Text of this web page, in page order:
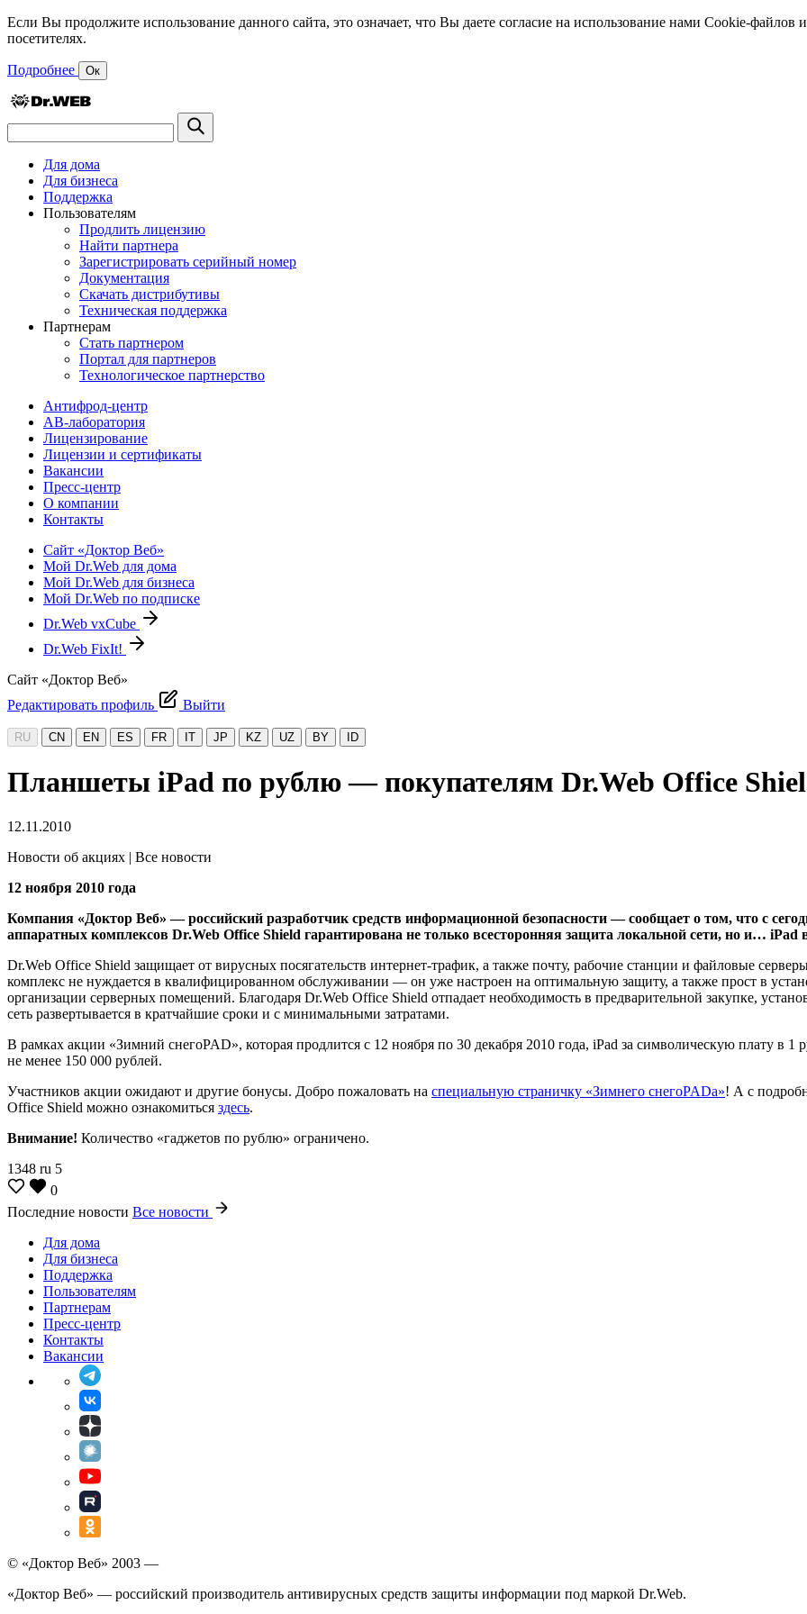
Если Вы продолжите использование данного сайта, это означает, что Вы даете согласие на использование нами Cookie-
посетителях.
Подробнее Ок
Для дома
Для бизнеса
Поддержка
Пользователям
Продлить лицензию
Найти партнера
Зарегистрировать серийный номер
Документация
Скачать дистрибутивы
Техническая поддержка
Партнерам
Стать партнером
Портал для партнеров
Технологическое партнерство
Антифрод-центр
АВ-лаборатория
Лицензирование
Лицензии и сертификаты
Вакансии
Пресс-центр
О компании
Контакты
Сайт «Доктор Веб»
Мой Dr.Web для дома
Мой Dr.Web для бизнеса
Мой Dr.Web по подписке
Dr.Web vxCube
Dr.Web FixIt!
Сайт «Доктор Веб»
Редактировать профиль
Выйти
RU CN EN ES FR IT JP KZ UZ BY ID
Планшеты iPad по рублю — покупателям Dr.Web Office
12.11.2010
Новости об акциях | Все новости
12 ноября 2010 года
Компания «Доктор Веб» — российский разработчик средств информационной безопасности — сообщает о том, что с
аппаратных комплексов Dr.Web Office Shield гарантирована не только всесторонняя защита локальной сети, но и… iPad
Dr.Web Office Shield защищает от вирусных посягательств интернет-трафик, а также почту, рабочие станции и файловые
комплекс не нуждается в квалифицированном обслуживании — он уже настроен на оптимальную защиту, а также прост в
организации серверных помещений. Благодаря Dr.Web Office Shield отпадает необходимость в предварительной закупке,
сеть развертывается в кратчайшие сроки и с минимальными затратами.
В рамках акции «Зимний снегоPAD», которая продлится с 12 ноября по 30 декабря 2010 года, iPad за символическую плату в
не менее 150 000 рублей.
Участников акции ожидают и другие бонусы. Добро пожаловать на специальную страничку «Зимнего снегоPADа»! А с
Office Shield можно ознакомиться здесь.
Внимание! Количество «гаджетов по рублю» ограничено.
1348 ru 5
0
Последние новости Все новости
Для дома
Для бизнеса
Поддержка
Пользователям
Партнерам
Пресс-центр
Контакты
Вакансии
© «Доктор Веб» 2003 —
«Доктор Веб» — российский производитель антивирусных средств защиты информации под маркой Dr.Web.